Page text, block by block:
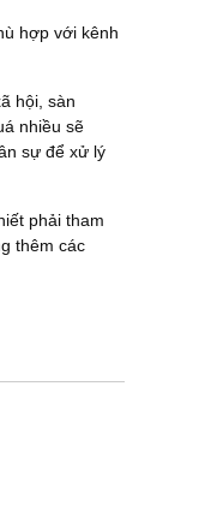
hợp với kênh
hội, sàn
nhiều sẽ
sự để xử lý
phải tham
thêm các